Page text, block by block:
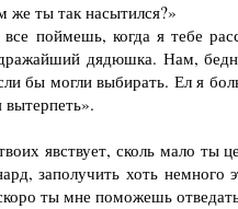
ты так насытился?»
поймешь, когда я тебе
дражайший дядюшка. Нам,
бы могли выбирать. Ел я
явствует, сколь мало
заполучить хоть
ты мне поможешь